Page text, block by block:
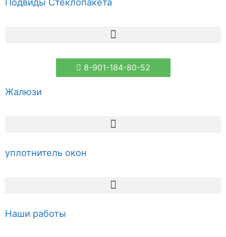
8-901-184-80-52
Жалюзи
уплотнитель окон
Наши работы